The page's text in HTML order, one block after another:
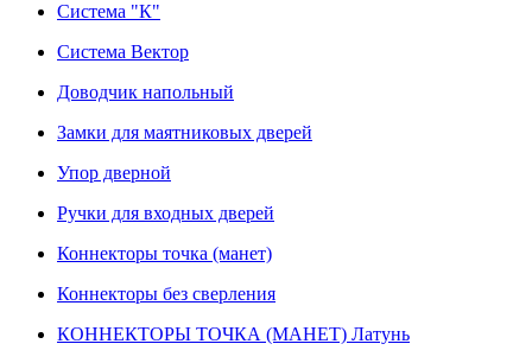
Система "К"
Система Вектор
Доводчик напольный
Замки для маятниковых дверей
Упор дверной
Ручки для входных дверей
Коннекторы точка (манет)
Коннекторы без сверления
КОННЕКТОРЫ ТОЧКА (МАНЕТ) Латунь